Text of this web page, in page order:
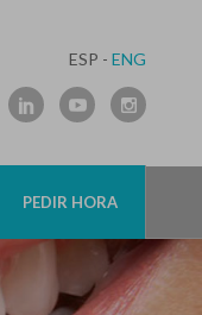
ESP - ENG
PEDIR HORA